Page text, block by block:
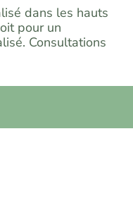
dans les hauts
pour un
Consultations